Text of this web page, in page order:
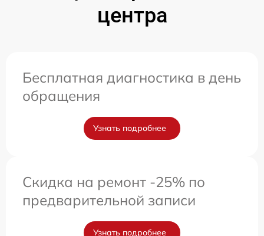
центра
Бесплатная диагностика в день
обращения
Узнать подробнее
Скидка на ремонт -25% по
предварительной записи
Узнать подробнее